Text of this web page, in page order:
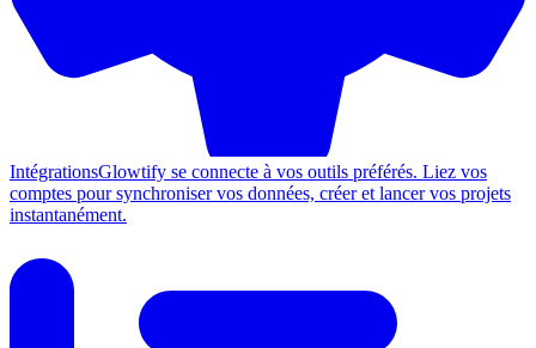
IntégrationsGlowtify se connecte à vos outils préférés. Liez vos
comptes pour synchroniser vos données, créer et lancer vos projets
instantanément.